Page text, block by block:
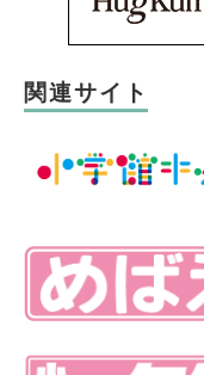
関連サイト